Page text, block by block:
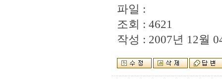
파일 :
조회 : 4621
작성 : 2007년 12월